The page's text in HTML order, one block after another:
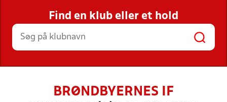
STILLINGER, RESULTATER, KLUBBER OG
HOLD
Find en klub eller et hold
BRØNDBYERNES IF